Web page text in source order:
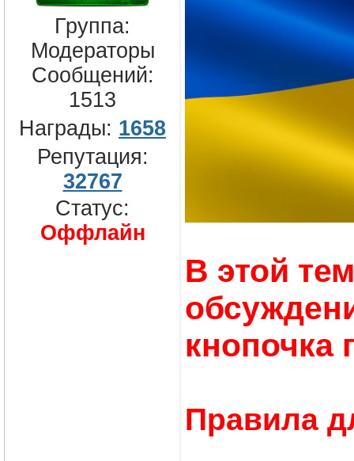
Группа:
Модераторы
Сообщений:
1513
Награды: 1658
Репутация:
32767
Статус:
Оффлайн
В этой
кнопочка
Правила